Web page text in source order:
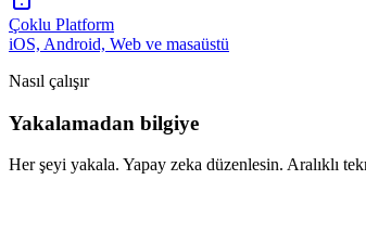
Çoklu Platform
iOS, Android, Web ve masaüstü
Nasıl çalışır
Yakalamadan bilgiye
Her şeyi yakala. Yapay zeka düzenlesin. Aralıklı